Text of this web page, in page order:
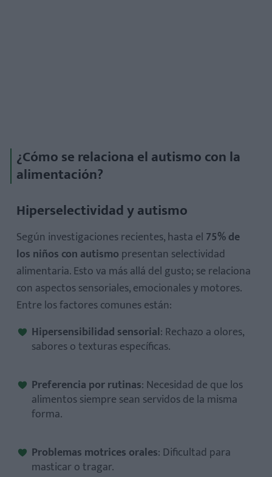
¿Cómo se relaciona el autismo con la
alimentación?
Hiperselectividad y autismo
Según investigaciones recientes, hasta el 75% de
los niños con autismo presentan selectividad
alimentaria. Esto va más allá del gusto; se relaciona
con aspectos sensoriales, emocionales y motores.
Entre los factores comunes están:
Hipersensibilidad sensorial: Rechazo a olores,
sabores o texturas específicas.
Preferencia por rutinas: Necesidad de que los
alimentos siempre sean servidos de la misma
forma.
Problemas motrices orales: Dificultad para
masticar o tragar.